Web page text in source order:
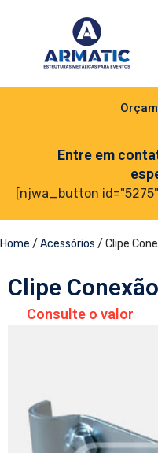
Entre em
[njwa_button
Home / Acessórios / Clipe
Clipe
Consulte o valor